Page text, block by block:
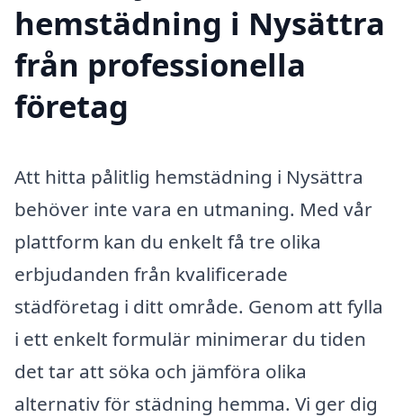
hemstädning i Nysättra
från professionella
företag
Att hitta pålitlig hemstädning i Nysättra
behöver inte vara en utmaning. Med vår
plattform kan du enkelt få tre olika
erbjudanden från kvalificerade
städföretag i ditt område. Genom att fylla
i ett enkelt formulär minimerar du tiden
det tar att söka och jämföra olika
alternativ för städning hemma. Vi ger dig